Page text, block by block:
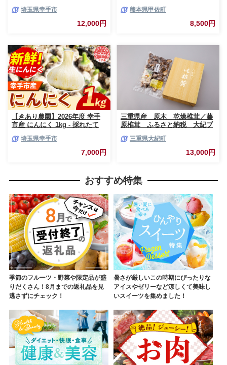
直送 野菜 ベジタブル 美味しい
おいしい 緑黄色野菜 大容量 国
産 おすすめ 送料無料 埼玉県 幸
埼玉県幸手市
12,000円
れ 国産 熊本県産 お任せ 何が入
っているかはお楽しみ 7種類前
後 おすすめ 熊本県 甲佐町【価
熊本県甲佐町
8,500円
【きあり農園】2026年度 幸手
市産 にんにく 1kg - 採れたて
野菜 ベジタブル 美味しい おい
しい 根菜 スタミナ 大蒜 生にん
にく 国産 おすすめ 送料無料 埼
埼玉県幸手市
7,000円
三重県産 原木 乾燥椎茸／藤
原椎茸 ふるさと納税 大紀ブ
ノコ きのこ 三重県 大紀町
三重県大紀町
13,000円
おすすめ特集
季節のフルーツ・野菜や限定品が盛
りだくさん！8月までの返礼品を見
逃さずにチェック！
暑さが厳しいこの時期にぴったりな
アイスやゼリーなど涼しくて美味し
いスイーツを集めました！